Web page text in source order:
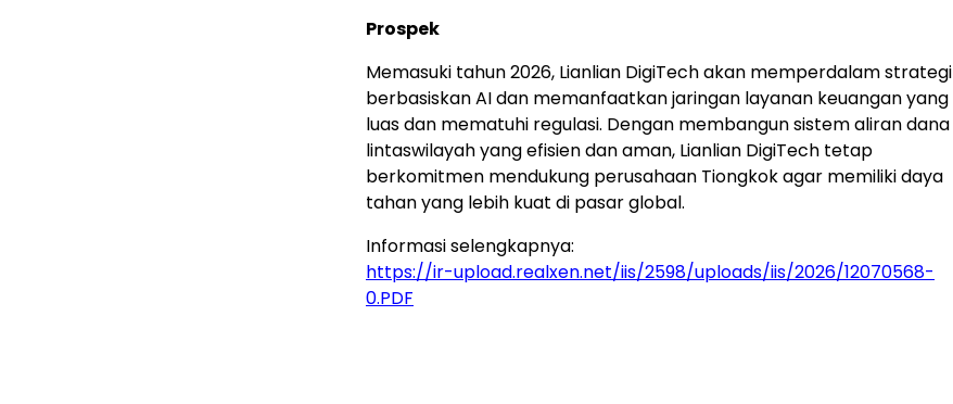
Prospek
Memasuki tahun 2026, Lianlian DigiTech akan memperdalam strategi
berbasiskan AI dan memanfaatkan jaringan layanan keuangan yang
luas dan mematuhi regulasi. Dengan membangun sistem aliran dana
lintaswilayah yang efisien dan aman, Lianlian DigiTech tetap
berkomitmen mendukung perusahaan Tiongkok agar memiliki daya
tahan yang lebih kuat di pasar global.
Informasi selengkapnya:
https://ir-upload.realxen.net/iis/2598/uploads/iis/2026/12070568-
0.PDF